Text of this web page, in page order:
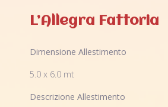
L’Allegra Fattoria
Dimensione Allestimento
5.0 x 6.0 mt
Descrizione Allestimento